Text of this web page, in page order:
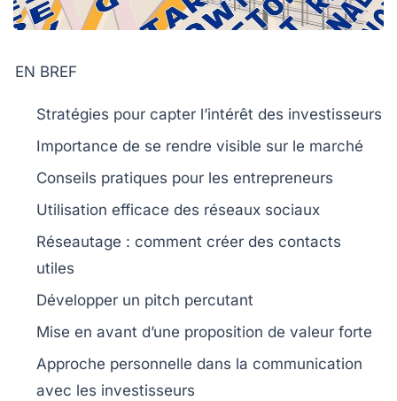
EN BREF
Stratégies pour capter l’intérêt des investisseurs
Importance de se rendre visible sur le marché
Conseils pratiques pour les entrepreneurs
Utilisation efficace des réseaux sociaux
Réseautage : comment créer des contacts
utiles
Développer un pitch percutant
Mise en avant d’une proposition de valeur forte
Approche personnelle dans la communication
avec les investisseurs